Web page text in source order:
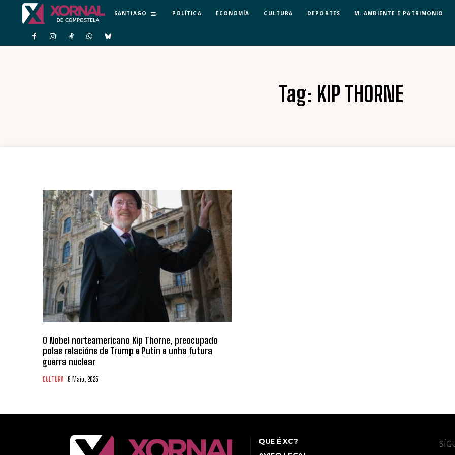
SANTIAGO POLÍTICA ECONOMÍA CULTURA DEPORTES M. AMBIENTE E PATRIMONIO
Tag: KIP THORNE
O Nobel norteamericano Kip Thorne, preocupado
polas relacións de Trump e Putin e unha futura
guerra nuclear
CULTURA 8 Maio, 2025
QUE É XC?